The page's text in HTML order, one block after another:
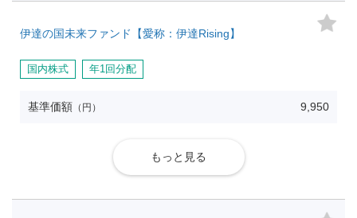
伊達の国未来ファンド【愛称：伊達Rising】
国内株式 年1回分配
基準価額 （円） 9,950
もっと見る